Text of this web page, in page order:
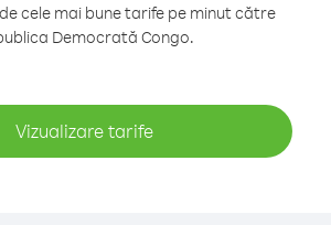
cele mai bune tarife pe minut către
Democrată Congo.
Vizualizare tarife